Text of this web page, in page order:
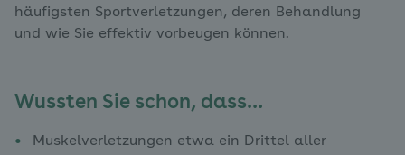
häufigsten Sportverletzungen, deren Behandlung
und wie Sie effektiv vorbeugen können.
Wussten Sie schon, dass…
Muskelverletzungen etwa ein Drittel aller